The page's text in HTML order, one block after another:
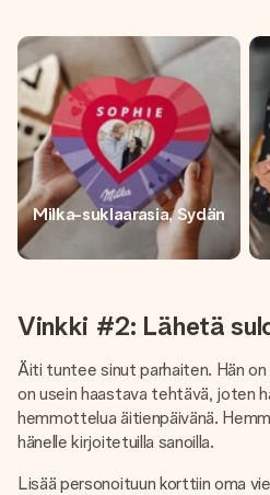
Milka-suklaarasia, Sydän
Vinkki #2: Lähetä
Äiti tuntee sinut parhaiten. Hän on
on usein haastava tehtävä, joten
hemmottelua äitienpäivänä.
hänelle kirjoitetuilla sanoilla.
Lisää personoituun korttiin oma